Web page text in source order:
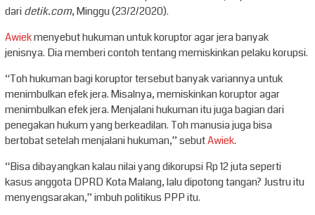
daridetik.com, Minggu (23/2/2020).
Awiekmenyebut hukuman untuk koruptor agar jera banyak
jenisnya. Dia memberi contoh tentang memiskinkan pelaku korupsi.
“Toh hukuman bagi koruptor tersebut banyak variannya untuk
menimbulkan efek jera. Misalnya, memiskinkan koruptor agar
menimbulkan efek jera. Menjalani hukuman itu juga bagian dari
penegakan hukum yang berkeadilan. Toh manusia juga bisa
bertobat setelah menjalani hukuman,” sebutAwiek.
“Bisa dibayangkan kalau nilai yang dikorupsi Rp 12 juta seperti
kasus anggota DPRD Kota Malang, lalu dipotong tangan? Justru itu
menyengsarakan,” imbuh politikus PPP itu.